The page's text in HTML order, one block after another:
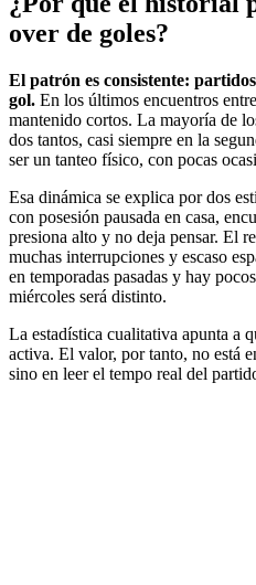
over de goles?
El patrón es consistente:
gol. En los últimos encuentros
mantenido cortos. La mayoría de
dos tantos, casi siempre en la
ser un tanteo físico, con pocas
Esa dinámica se explica por dos
con posesión pausada en casa,
presiona alto y no deja pensar. El
muchas interrupciones y escaso
en temporadas pasadas y hay
miércoles será distinto.
La estadística cualitativa apunta a
activa. El valor, por tanto, no está
sino en leer el tempo real del